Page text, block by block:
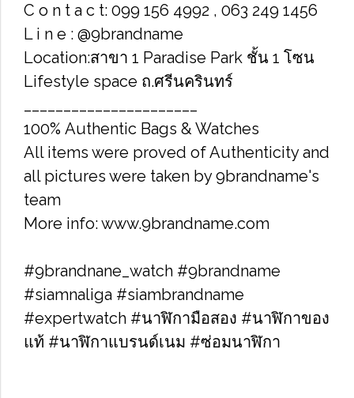
C o n t a c t: 099 156 4992 , 063 249 1456
L i n e : @9brandname
Location:สาขา 1 Paradise Park ชั้น 1 โซน
Lifestyle space ถ.ศรีนครินทร์
100% Authentic Bags & Watches
All items were proved of Authenticity and
all pictures were taken by 9brandname's
team
More info: www.9brandname.com
#9brandnane_watch #9brandname
#siamnaliga #siambrandname
#expertwatch #นาฬิกามือสอง #นาฬิกาของ
แท้ #นาฬิกาแบรนด์เนม #ซ่อมนาฬิกา